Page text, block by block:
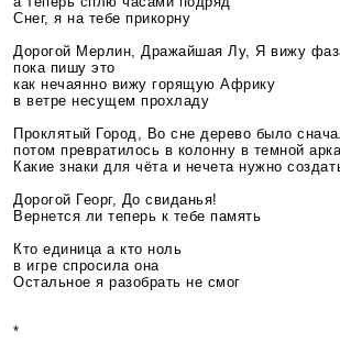
Снег, я на тебе прикорну
Дорогой Мерлин, Дражайшая Лу, Я вижу
пока пишу это
как нечаянно вижу горящую Африку
в ветре несущем прохладу
Проклятый Город, Во сне дерево было
потом превратилось в колонну в темной
Какие знаки для чёта и нечета нужно
Дорогой Георг, До свиданья!
Вернется ли теперь к тебе память
Кто единица а кто ноль
в игре спросила она
Остальное я разобрать не смог
*